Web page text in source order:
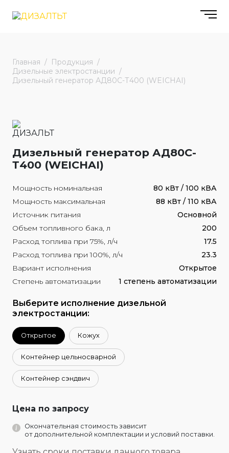
Главная
Продукция
Дизельные электростанции
Дизельный генератор АД80С-Т400 (WEICHAI)
Дизельный генератор АД80С-
Т400 (WEICHAI)
Мощность номинальная
80 кВт / 100 кВА
Мощность максимальная
88 кВт / 110 кВА
Источник питания
Основной
Объем топливного бака, л
200
Расход топлива при 75%, л/ч
17.5
Расход топлива при 100%, л/ч
23.3
Вариант исполнения
Открытое
Степень автоматизации
1 степень автоматизации
Выберите исполнение дизельной
электростанции:
Открытое Кожух
Контейнер цельносварной
Контейнер сэндвич
Цена по запросу
Окончательная стоимость зависит
от дополнительной комплектации и условий поставки.